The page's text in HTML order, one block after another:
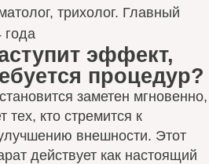
трихолог. Главный
года
эффект,
процедур?
заметен мгновенно,
тех, кто стремится к
внешности. Этот
действует как настоящий